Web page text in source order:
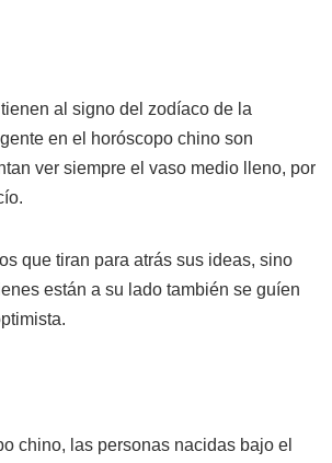
al signo del zodíaco de la
en el horóscopo chino son
ver siempre el vaso medio lleno, por
que tiran para atrás sus ideas, sino
están a su lado también se guíen
chino, las personas nacidas bajo el